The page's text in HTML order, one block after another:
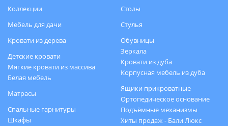
Коллекции
Мебель для дачи
Кровати из дерева
Детские кровати
Мягкие кровати из массива
Белая мебель
Матрасы
Спальные гарнитуры
Шкафы
Столы
Стулья
Обувницы
Зеркала
Кровати из дуба
Корпусная мебель из дуба
Ящики прикроватные
Ортопедическое основание
Подъёмные механизмы
Хиты продаж - Бали Люкс